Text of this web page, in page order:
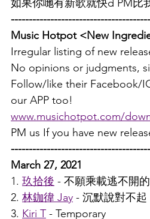
如果你哋有新歌就快d PM比
Music Hotpot <New
Irregular listing of new
No opinions or judgments,
Follow/like their Facebook/
our APP too!
www.musichotpot.com/
PM us If you have new
March 27, 2021
1. 玖拾後 - 不願乘載逃不開
2. 林鉫徫 Jay - 沉默說對不起
3. Kiri T - Temporary